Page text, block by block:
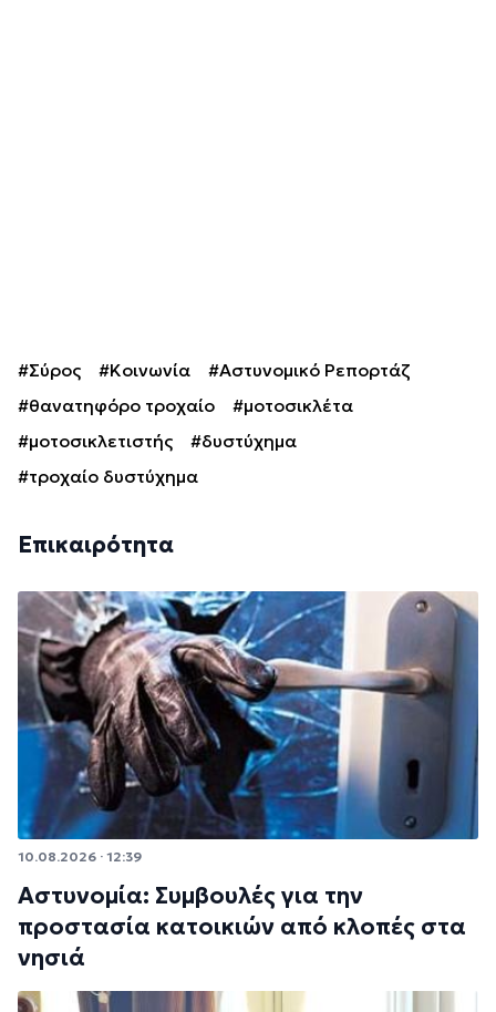
#Σύρος #Κοινωνία
#Αστυνομικό Ρεπορτάζ
#θανατηφόρο τροχαίο
#μοτοσικλέτα
#μοτοσικλετιστής
#δυστύχημα
#τροχαίο δυστύχημα
Επικαιρότητα
10.08.2026 · 12:39
Αστυνομία: Συμβουλές για την
προστασία κατοικιών από κλοπές στα
νησιά